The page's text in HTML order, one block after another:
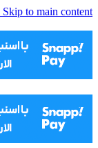
Skip to main content